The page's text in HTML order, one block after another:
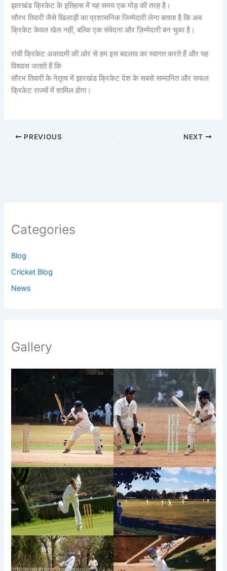
झारखंड क्रिकेट के इतिहास में यह समय एक मोड़ की तरह है।
सौरभ तिवारी जैसे खिलाड़ी का प्रशासनिक जिम्मेदारी लेना बताता है कि अब
क्रिकेट केवल खेल नहीं, बल्कि एक संवेदना और ज़िम्मेदारी बन चुका है।
रांची क्रिकेट अकादमी की ओर से हम इस बदलाव का स्वागत करते हैं और यह
विश्वास जताते हैं कि
सौरभ तिवारी के नेतृत्व में झारखंड क्रिकेट देश के सबसे सम्मानित और सफल
क्रिकेट राज्यों में शामिल होगा।
PREVIOUS NEXT
Categories
Blog
Cricket Blog
News
Gallery